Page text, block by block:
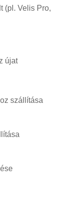
(pl. Velis Pro,
újat
szállítása